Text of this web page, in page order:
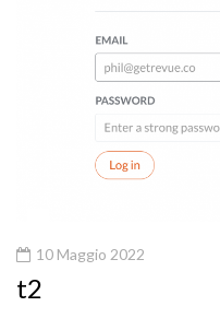
10 Maggio 2022
t2